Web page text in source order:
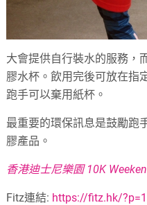
大會提供自行裝水的服務，
膠水杯。飲用完後可放在指
跑手可以棄用紙杯。
最重要的環保訊息是鼓勵跑
膠產品。
香港迪士尼樂園 10K
Fitz連結: https://fitz.hk/